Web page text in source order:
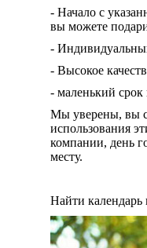
- Начало с
вы можете
-
- Высокое
- маленький срок
Мы уверены, вы
использования
компании, день
месту.
Найти календарь